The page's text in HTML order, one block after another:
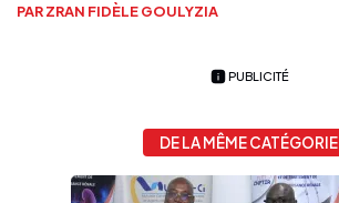
PAR ZRAN FIDÈLE GOULYZIA
PUBLICITÉ
DE LA MÊME CATÉGORIE